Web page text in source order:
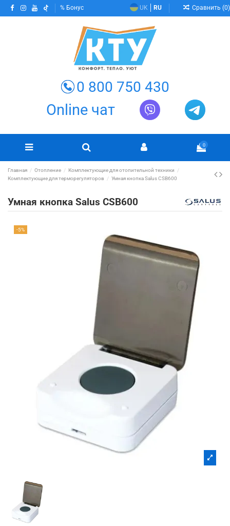
Бонус UK RU Сравнить (0)
0 800 750 430
Online чат
0
Главная Отопление
Комплектующие для отопительной техники
Комплектующие для терморегуляторов
Умная кнопка Salus CSB600
Умная кнопка Salus CSB600
-5%